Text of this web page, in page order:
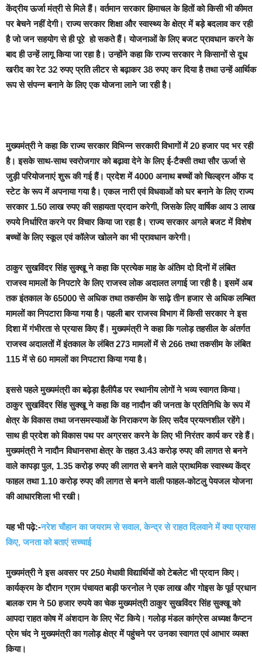
केंद्रीय ऊर्जा मंत्री से मिले हैं। वर्तमान सरकार हिमाचल के हितों को किसी भी कीमत
पर बेचने नहीं देगी। राज्य सरकार शिक्षा और स्वास्थ्य के क्षेत्र में बड़े बदलाव कर रही
है जो जन सहयोग से ही पूरे हो सकते हैं। योजनाओं के लिए बजट प्रावधान करने के
बाद ही उन्हें लागू किया जा रहा है। उन्होंने कहा कि राज्य सरकार ने किसानों से दूध
खरीद का रेट 32 रुपए प्रति लीटर से बढ़ाकर 38 रुपए कर दिया है तथा उन्हें आर्थिक
रूप से संपन्न बनाने के लिए एक योजना लाने जा रही है।
मुख्यमंत्री ने कहा कि राज्य सरकार विभिन्न सरकारी विभागों में 20 हजार पद भर रही
है। इसके साथ-साथ स्वरोजगार को बढ़ावा देने के लिए ई-टैक्सी तथा सौर ऊर्जा से
जुड़ी परियोजनाएं शुरू की गई हैं। प्रदेश में 4000 अनाथ बच्चों को चिल्ड्रन ऑफ द
स्टेट के रूप में अपनाया गया है। एकल नारी एवं विधवाओं को घर बनाने के लिए राज्य
सरकार 1.50 लाख रुपए की सहायता प्रदान करेगी, जिसके लिए वार्षिक आय 3 लाख
रुपये निर्धारित करने पर विचार किया जा रहा है। राज्य सरकार अगले बजट में विशेष
बच्चों के लिए स्कूल एवं कॉलेज खोलने का भी प्रावधान करेगी।
ठाकुर सुखविंदर सिंह सुक्खू ने कहा कि प्रत्येक माह के अंतिम दो दिनों में लंबित
राजस्व मामलों के निपटारे के लिए राजस्व लोक अदालत लगाई जा रही है। इसमें अब
तक इंतकाल के 65000 से अधिक तथा तकसीम के साढ़े तीन हजार से अधिक लम्बित
मामलों का निपटारा किया गया है। पहली बार राजस्व विभाग में किसी सरकार ने इस
दिशा में गंभीरता से प्रयास किए हैं। मुख्यमंत्री ने कहा कि गलोड़ तहसील के अंतर्गत
राजस्व अदालतों में इंतकाल के लंबित 273 मामलों में से 266 तथा तकसीम के लंबित
115 में से 60 मामलों का निपटारा किया गया है।
इससे पहले मुख्यमंत्री का बढ़ेड़ा हैलीपैड पर स्थानीय लोगों ने भव्य स्वागत किया।
ठाकुर सुखविंदर सिंह सुक्खू ने कहा कि वह नादौन की जनता के प्रतिनिधि के रूप में
क्षेत्र के विकास तथा जनसमस्याओं के निराकरण के लिए सदैव प्रयत्नशील रहेंगे।
साथ ही प्रदेश को विकास पथ पर अग्रसर करने के लिए भी निरंतर कार्य कर रहे हैं।
मुख्यमंत्री ने नादौन विधानसभा क्षेत्र के तहत 3.43 करोड़ रुपए की लागत से बनने
वाले कापड़ा पुल, 1.35 करोड़ रुपए की लागत से बनने वाले प्राथमिक स्वास्थ्य केंद्र
फाहल तथा 1.10 करोड़ रुपए की लागत से बनने वाली फाहल-कोटलु पेयजल योजना
की आधारशिला भी रखी।
यह भी पढ़े:-नरेश चौहान का जयराम से सवाल, केन्द्र से राहत दिलवाने में क्या प्रयास
किए, जनता को बताएं सच्चाई
मुख्यमंत्री ने इस अवसर पर 250 मेधावी विद्यार्थियों को टेबलेट भी प्रदान किए।
कार्यक्रम के दौरान ग्राम पंचायत बाड़ी फरनोल ने एक लाख और गोइस के पूर्व प्रधान
बालक राम ने 50 हजार रुपये का चेक मुख्यमंत्री ठाकुर सुखविंदर सिंह सुक्खू को
आपदा राहत कोष में अंशदान के लिए भेंट किये। गलोड़ मंडल कांग्रेस अध्यक्ष कैप्टन
प्रेम चंद ने मुख्यमंत्री का गलोड़ क्षेत्र में पहुंचने पर उनका स्वागत एवं आभार व्यक्त
किया।